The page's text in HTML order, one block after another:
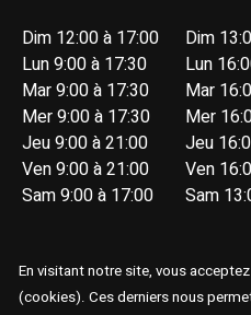
Dim 12:00 à 17:00
Lun 9:00 à 17:30
Mar 9:00 à 17:30
Mer 9:00 à 17:30
Jeu 9:00 à 21:00
Ven 9:00 à 21:00
Sam 9:00 à 17:00
Dim
Lun
Mar
Mer
Jeu
Ven
Sam
En visitant notre site, vous
(cookies). Ces derniers nous